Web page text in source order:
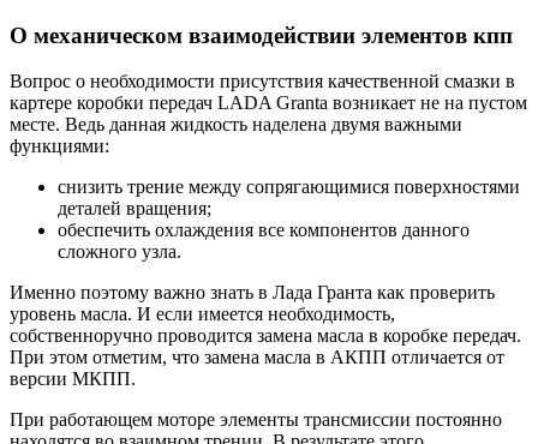
О механическом взаимодействии элементов кпп
Вопрос о необходимости присутствия качественной смазки в
картере коробки передач LADA Granta возникает не на пустом
месте. Ведь данная жидкость наделена двумя важными
функциями:
снизить трение между сопрягающимися поверхностями
деталей вращения;
обеспечить охлаждения все компонентов данного
сложного узла.
Именно поэтому важно знать в Лада Гранта как проверить
уровень масла. И если имеется необходимость,
собственноручно проводится замена масла в коробке передач.
При этом отметим, что замена масла в АКПП отличается от
версии МКПП.
При работающем моторе элементы трансмиссии постоянно